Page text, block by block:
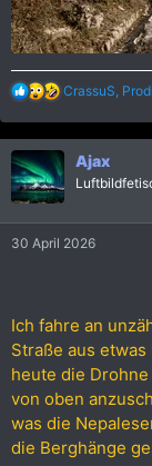
R
a
k
t
i
o
n
CrassuS
Ajax
30 April 2026
Ich fahre an
Straße aus
heute die
von oben
was die
die Berghänge